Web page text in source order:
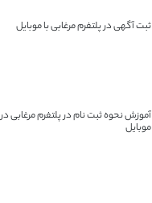
ثبت آگهی در پلتفرم مرغابی با موبایل
آموزش نحوه ثبت نام در پلتفرم مرغابی در
موبایل